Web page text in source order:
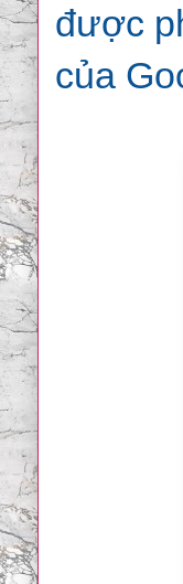
được
của